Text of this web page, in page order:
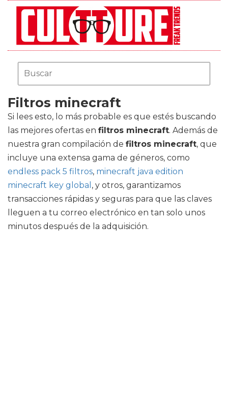
Filtros minecraft
Si lees esto, lo más probable es que estés buscando
las mejores ofertas en filtros minecraft. Además de
nuestra gran compilación de filtros minecraft, que
incluye una extensa gama de géneros, como
endless pack 5 filtros, minecraft java edition
minecraft key global , y otros, garantizamos
transacciones rápidas y seguras para que las claves
lleguen a tu correo electrónico en tan solo unos
minutos después de la adquisición.